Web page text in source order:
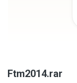
Ftm2014.rar